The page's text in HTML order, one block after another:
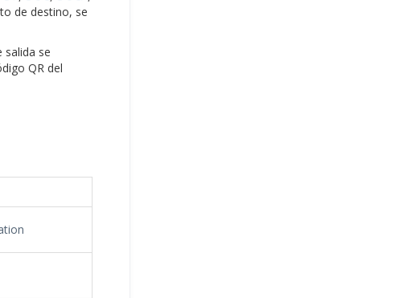
de destino, se
salida se
QR del